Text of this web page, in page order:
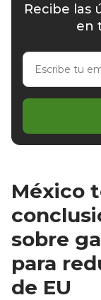
Recibe las
en
Escribe
email
México
sobre
para
de EU